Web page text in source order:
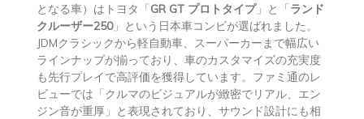
となる車）はトヨタ「GR GT プロトタイプ」と「ランド
クルーザー250」という日本車コンビが選ばれました。
JDMクラシックから軽自動車、スーパーカーまで幅広い
ラインナップが揃っており、車のカスタマイズの充実度
も先行プレイで高評価を獲得しています。ファミ通のレ
ビューでは「クルマのビジュアルが緻密でリアル、エン
ジン音が重厚」と表現されており、サウンド設計にも相